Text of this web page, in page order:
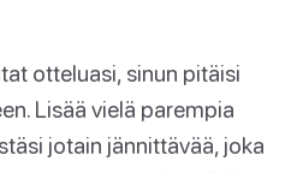
otteluasi, sinun pitäisi
Lisää vielä parempia
jotain jännittävää, joka